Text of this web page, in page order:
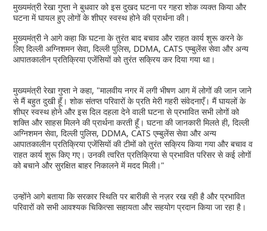
मुख्यमंत्री रेखा गुप्ता ने बुधवार को इस दुखद घटना पर गहरा शोक व्यक्त किया और
घटना में घायल हुए लोगों के शीघ्र स्वस्थ होने की प्रार्थना की।
मुख्यमंत्री ने आगे कहा कि घटना के तुरंत बाद बचाव और राहत कार्य शुरू करने के
लिए दिल्ली अग्निशमन सेवा, दिल्ली पुलिस, DDMA, CATS एम्बुलेंस सेवा और अन्य
आपातकालीन प्रतिक्रिया एजेंसियों को तुरंत सक्रिय कर दिया गया था।
मुख्यमंत्री रेखा गुप्ता ने कहा, "मालवीय नगर में लगी भीषण आग में लोगों की जान जाने
से मैं बहुत दुखी हूँ। शोक संतप्त परिवारों के प्रति मेरी गहरी संवेदनाएँ। मैं घायलों के
शीघ्र स्वस्थ होने और इस दिल दहला देने वाली घटना से प्रभावित सभी लोगों को
शक्ति और साहस मिलने की प्रार्थना करती हूँ। घटना की जानकारी मिलते ही, दिल्ली
अग्निशमन सेवा, दिल्ली पुलिस, DDMA, CATS एम्बुलेंस सेवा और अन्य
आपातकालीन प्रतिक्रिया एजेंसियों की टीमों को तुरंत सक्रिय किया गया और बचाव व
राहत कार्य शुरू किए गए। उनकी त्वरित प्रतिक्रिया से प्रभावित परिसर से कई लोगों
को बचाने और सुरक्षित बाहर निकालने में मदद मिली।"
उन्होंने आगे बताया कि सरकार स्थिति पर बारीकी से नज़र रख रही है और प्रभावित
परिवारों को सभी आवश्यक चिकित्सा सहायता और सहयोग प्रदान किया जा रहा है।